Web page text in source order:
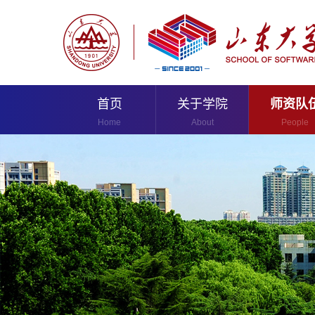
首页
Home
关于学院
About
师资队
People